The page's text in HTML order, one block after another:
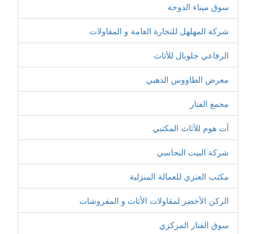
سوق ميناء الدوحة
شركة المهلهل للتجارة العامة و المقاولات
الرفاعي جلوبال للأثاث
معرض الطاووس الذهبي
مجمع الفنار
آت هوم للأثاث المكتبي
شركة البيت النحاسي
مكتب العنزي للعمالة المنزلية
الركن الأخضر لمقاولات الأثاث و المفروشات
سوق الفنار المركزي